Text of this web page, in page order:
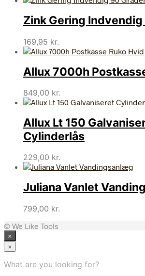
Zink Gering
169,95 kr.
Allux 7000h
849,00 kr.
Allux Lt 150
Cylinderlås
229,00 kr.
Juliana Vanlet
799,00 kr.
© We Like Tools
×
×
What are you looking for?